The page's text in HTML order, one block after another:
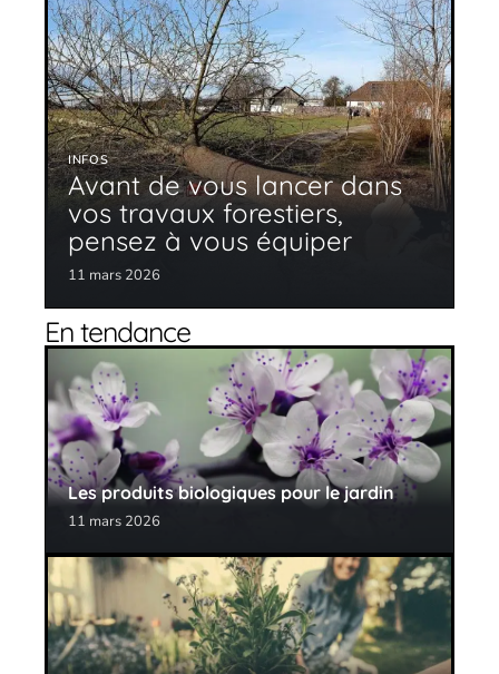
INFOS
Avant de vous lancer dans
vos travaux forestiers,
pensez à vous équiper
11 mars 2026
En tendance
Les produits biologiques pour le jardin
11 mars 2026